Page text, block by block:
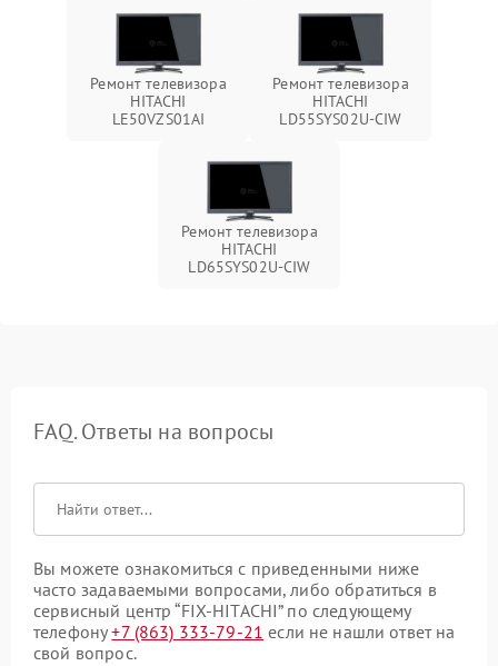
Ремонт телевизора
HITACHI
LE50VZS01AI
Ремонт телевизора
HITACHI
LD55SYS02U-CIW
Ремонт телевизора
HITACHI
LD65SYS02U-CIW
FAQ. Ответы на вопросы
Вы можете ознакомиться с приведенными ниже
часто задаваемыми вопросами, либо обратиться в
сервисный центр “FIX-HITACHI” по следующему
телефону+7 (863) 333-79-21 если не нашли ответ на
свой вопрос.